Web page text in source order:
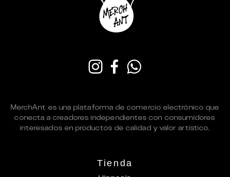
MerchAnt es una plataforma de comercio electrónico que
conecta a creadores independientes con consumidores
interesados en productos de calidad y valor artístico.
Tienda